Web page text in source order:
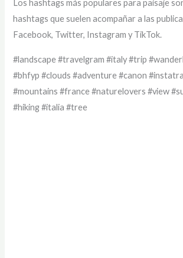
Los hashtags más populares para paisaje
hashtags que suelen acompañar a las
Facebook, Twitter, Instagram y TikTok.
#landscape #travelgram #italy #trip
#bhfyp #clouds #adventure #canon
#mountains #france #naturelovers #view
#hiking #italia #tree